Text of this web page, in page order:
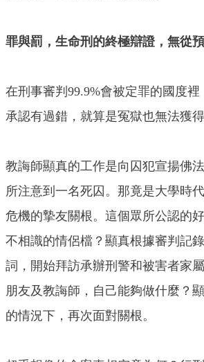
罪與罰，生命刑的終極辯證，無從
在刑事審判99.9%會被定罪的國度
承認有過錯，就算是冤獄也無法獲得
教誨師顯真的工作是向囚犯宣揚佛
所注意到一名死囚。那竟是大學時
危機的摯友關根。這個眾所公認的
不相識的情侶檔？顯真根據審判記
詞，開始拜訪承辦刑警和被害者家
朋友及教誨師，自己能夠做什麼？
的情況下，再次面對關根。